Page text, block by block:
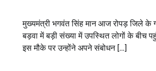
मुख्यमंत्री भगवंत सिंह मान आज रोपड़ जिले के
बड़वा में बड़ी संख्या में उपस्थित लोगों के बीच
इस मौके पर उन्होंने अपने संबोधन […]